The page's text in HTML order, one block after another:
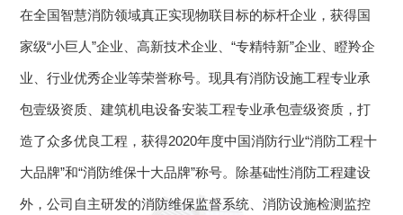
在全国智慧消防领域真正实现物联目标的标杆企业，获得国
家级“小巨人”企业、高新技术企业、“专精特新”企业、瞪羚企
业、行业优秀企业等荣誉称号。现具有消防设施工程专业承
包壹级资质、建筑机电设备安装工程专业承包壹级资质，打
造了众多优良工程，获得2020年度中国消防行业“消防工程十
大品牌”和“消防维保十大品牌”称号。除基础性消防工程建设
外，公司自主研发的消防维保监督系统、消防设施检测监控